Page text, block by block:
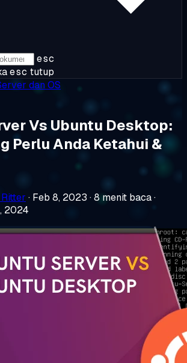
esc
esc tutup
dan OS
Vs Ubuntu Desktop:
Perlu Anda Ketahui &
· Feb 8, 2023 ·8 menit baca·
2024